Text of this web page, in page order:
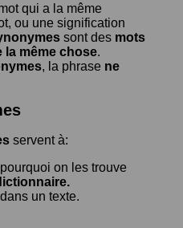
qui a la même
ou une signification
sont des mots
la même chose.
, la phrase ne
servent à:
on les trouve
un texte.